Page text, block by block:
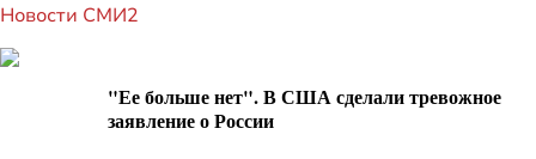
Новости СМИ2
"Ее больше нет". В США сделали тревожное
заявление о России